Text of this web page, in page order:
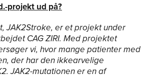
projekt ud på?
JAK2Stroke, er et projekt under
CAG ZIRI. Med projektet
vi, hvor mange patienter med
der har den ikkearvelige
JAK2-mutationen er en af